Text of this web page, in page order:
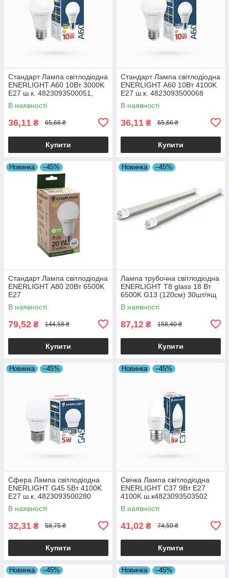
Стандарт Лампа світлодіодна
ENERLIGHT A60 10Вт 3000K
E27 ш.к. 4823093500051,
10шт/уп 19824
В наявності
36,11 ₴ 65,66 ₴
Купити
Стандарт Лампа світлодіодна
ENERLIGHT A60 10Вт 4100K
E27 ш.к. 4823093500068
В наявності
36,11 ₴ 65,66 ₴
Купити
Новинка –45%
Стандарт Лампа світлодіодна
ENERLIGHT A80 20Вт 6500K
E27
В наявності
79,52 ₴ 144,58 ₴
Купити
Новинка –45%
Лампа трубочна світлодіодна
ENERLIGHT Т8 glass 18 Вт
6500K G13 (120см) 30шт/ящ
38315
В наявності
87,12 ₴ 158,40 ₴
Купити
Новинка –45%
Сфера Лампа світлодіодна
ENERLIGHT G45 5Вт 4100K
E27 ш.к. 4823093500280
19824
В наявності
32,31 ₴ 58,75 ₴
Купити
Новинка –45%
Свічка Лампа світлодіодна
ENERLIGHT С37 9Вт E27
4100K ш.к4823093503502
10шт/уп 19824
В наявності
41,02 ₴ 74,59 ₴
Купити
Новинка –45% Новинка –45%